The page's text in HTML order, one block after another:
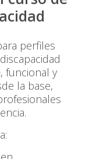
perfiles
funcional y
la base,